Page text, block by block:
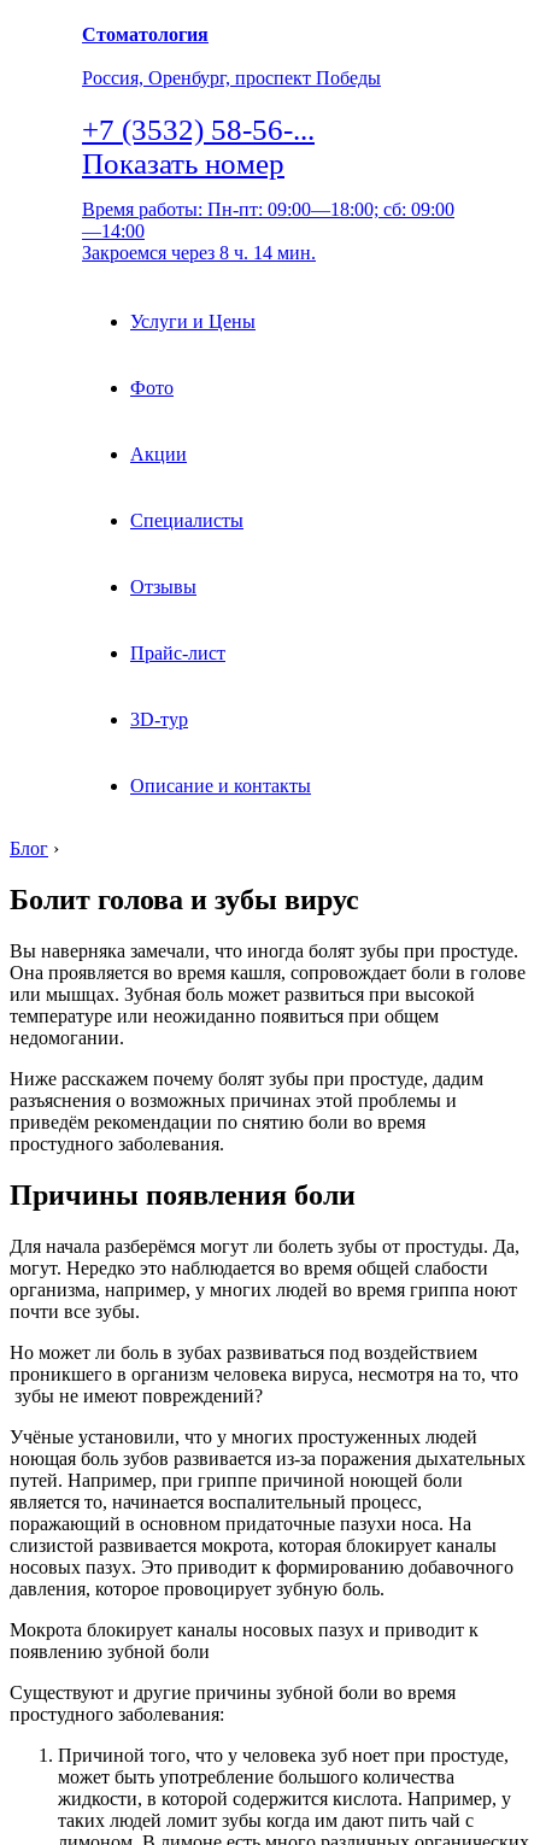
Стоматология
Россия, Оренбург, проспект Победы
+7 (3532) 58-56-...
Показать номер
Время работы: Пн-пт: 09:00—18:00; сб: 09:00
—14:00
Закроемся через 8 ч. 14 мин.
Услуги и Цены
Фото
Акции
Специалисты
Отзывы
Прайс-лист
3D-тур
Описание и контакты
Блог ›
Болит голова и зубы вирус
Вы наверняка замечали, что иногда болят зубы при простуде.
Она проявляется во время кашля, сопровождает боли в голове
или мышцах. Зубная боль может развиться при высокой
температуре или неожиданно появиться при общем
недомогании.
Ниже расскажем почему болят зубы при простуде, дадим
разъяснения о возможных причинах этой проблемы и
приведём рекомендации по снятию боли во время
простудного заболевания.
Причины появления боли
Для начала разберёмся могут ли болеть зубы от простуды. Да,
могут. Нередко это наблюдается во время общей слабости
организма, например, у многих людей во время гриппа ноют
почти все зубы.
Но может ли боль в зубах развиваться под воздействием
проникшего в организм человека вируса, несмотря на то, что
зубы не имеют повреждений?
Учёные установили, что у многих простуженных людей
ноющая боль зубов развивается из-за поражения дыхательных
путей. Например, при гриппе причиной ноющей боли
является то, начинается воспалительный процесс,
поражающий в основном придаточные пазухи носа. На
слизистой развивается мокрота, которая блокирует каналы
носовых пазух. Это приводит к формированию добавочного
давления, которое провоцирует зубную боль.
Мокрота блокирует каналы носовых пазух и приводит к
появлению зубной боли
Существуют и другие причины зубной боли во время
простудного заболевания:
Причиной того, что у человека зуб ноет при простуде,
может быть употребление большого количества
жидкости, в которой содержится кислота. Например, у
таких людей ломит зубы когда им дают пить чай с